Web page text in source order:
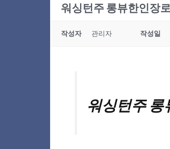
워싱턴주 롱뷰한인장
작성자 관리자 작성일
워싱턴주 롱